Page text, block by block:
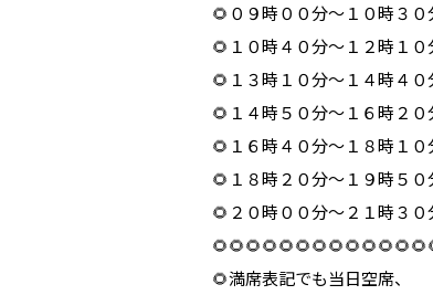
🌻０９時００分～１０時３
🌻１０時４０分～１２時１
🌻１３時１０分～１４時４
🌻１４時５０分～１６時２
🌻１６時４０分～１８時１
🌻１８時２０分～１９時５
🌻２０時００分～２１時３
🌻満席表記でも当日空席、